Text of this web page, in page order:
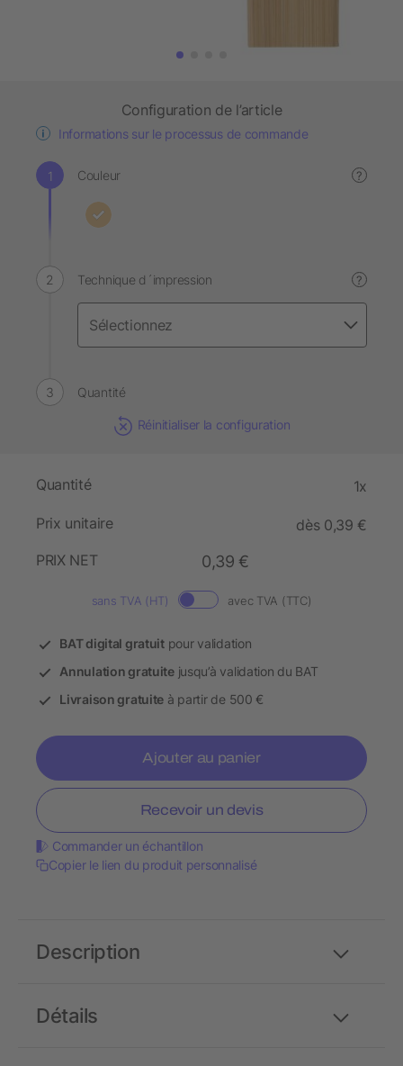
Configuration de l’article
Informations sur le processus de commande
Couleur ?
Technique d´impression ?
Quantité
Réinitialiser la configuration
Quantité 1x
Prix unitaire
dès 0,39 €
PRIX NET
0,39 €
sans TVA (HT) avec TVA (TTC)
BAT digital gratuitpour validation
Annulation gratuitejusqu’à validation du BAT
Livraison gratuite à partir de 500 €
Ajouter au panier
Recevoir un devis
Commander un échantillon
Copier le lien du produit personnalisé
Détails
Description